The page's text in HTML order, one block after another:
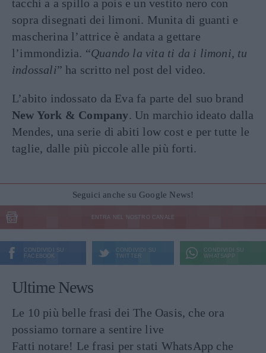
tacchi a a spillo a pois e un vestito nero con
sopra disegnati dei limoni. Munita di guanti e
mascherina l’attrice è andata a gettare
l’immondizia. “Quando la vita ti da i limoni, tu
indossali” ha scritto nel post del video.
L’abito indossato da Eva fa parte del suo brand
New York & Company. Un marchio ideato dalla
Mendes, una serie di abiti low cost e per tutte le
taglie, dalle più piccole alle più forti.
Seguici anche su Google News!
ENTRA NEL NOSTRO CANALE
CONDIVIDI SU
FACEBOOK
CONDIVIDI SU
TWITTER
CONDIVIDI SU
WHATSAPP
Ultime News
Le 10 più belle frasi dei The Oasis, che ora
possiamo tornare a sentire live
Fatti notare! Le frasi per stati WhatsApp che